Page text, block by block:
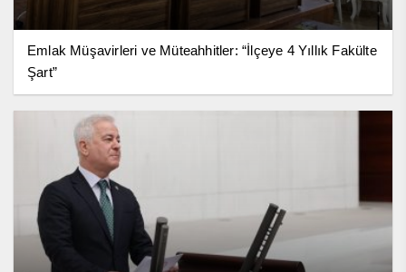
Emlak Müşavirleri ve Müteahhitler: “İlçeye 4 Yıllık Fakülte
Şart”